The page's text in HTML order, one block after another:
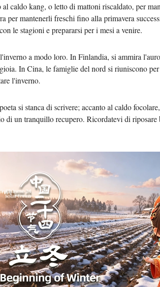
caldo kang, o letto di mattoni riscaldato, per
per mantenerli freschi fino alla primavera
le stagioni e prepararsi per i mesi a venire.
a modo loro. In Finlandia, si ammira
In Cina, le famiglie del nord si riuniscono
l'inverno.
si stanca di scrivere; accanto al caldo
di un tranquillo recupero. Ricordatevi di